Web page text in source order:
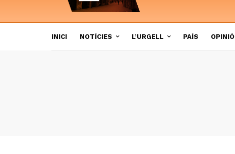
INICI NOTÍCIES L’URGELL PAÍS OPINIÓ